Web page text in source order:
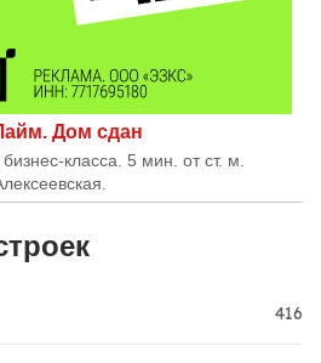
Дом сдан
класса. 5 мин. от ст. м.
416